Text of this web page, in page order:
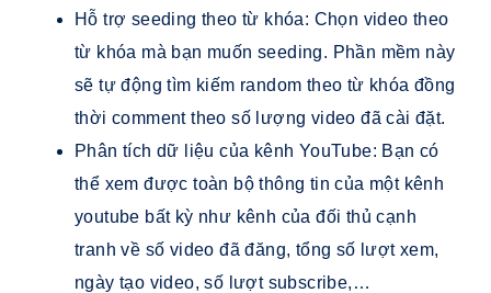
Hỗ trợ seeding theo từ khóa: Chọn video theo
từ khóa mà bạn muốn seeding. Phần mềm này
sẽ tự động tìm kiếm random theo từ khóa đồng
thời comment theo số lượng video đã cài đặt.
Phân tích dữ liệu của kênh YouTube: Bạn có
thể xem được toàn bộ thông tin của một kênh
youtube bất kỳ như kênh của đối thủ cạnh
tranh về số video đã đăng, tổng số lượt xem,
ngày tạo video, số lượt subscribe,…